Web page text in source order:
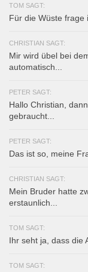
TOM SAGT:
Für die Wüste frage
CHRISTIAN SAGT:
Mir wird übel bei
automatisch...
PETER SAGT:
Hallo Christian,
gebraucht...
PETER SAGT:
Das ist so, meine
CHRISTIAN SAGT:
Mein Bruder hatte
erstaunlich...
TOM SAGT:
Ihr seht ja, dass die
TOM SAGT: